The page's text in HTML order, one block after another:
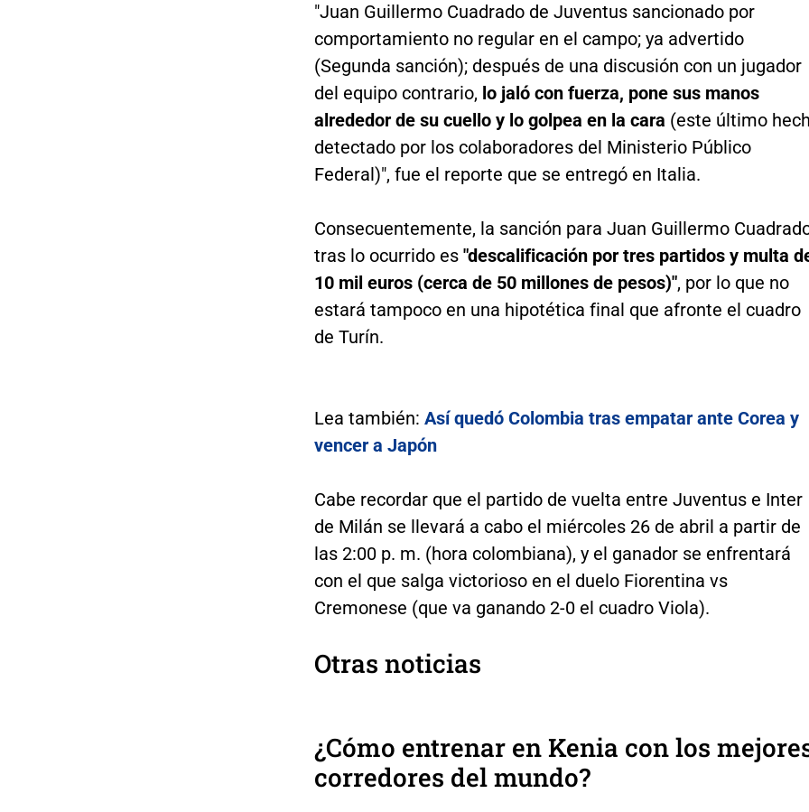
"Juan Guillermo Cuadrado de Juventus sancionado por
comportamiento no regular en el campo; ya advertido
(Segunda sanción); después de una discusión con un jugador
del equipo contrario, lo jaló con fuerza, pone sus manos
alrededor de su cuello y lo golpea en la cara (este último
detectado por los colaboradores del Ministerio Público
Federal)", fue el reporte que se entregó en Italia.
Consecuentemente, la sanción para Juan Guillermo
tras lo ocurrido es"descalificación por tres partidos y multa
10 mil euros (cerca de 50 millones de pesos)", por lo que no
estará tampoco en una hipotética final que afronte el cuadro
de Turín.
Lea también: Así quedó Colombia tras empatar ante Corea y
vencer a Japón
Cabe recordar que el partido de vuelta entre Juventus e Inter
de Milán se llevará a cabo el miércoles 26 de abril a partir de
las 2:00 p. m. (hora colombiana), y el ganador se enfrentará
con el que salga victorioso en el duelo Fiorentina vs
Cremonese (que va ganando 2-0 el cuadro Viola).
Otras noticias
¿Cómo entrenar en Kenia con los
corredores del mundo?